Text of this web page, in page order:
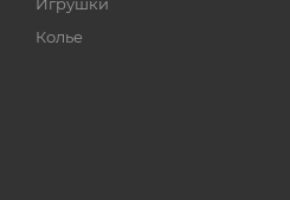
Колье